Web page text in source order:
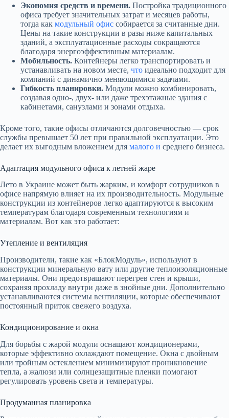
Экономия средств и времени. Постройка традиционного
офиса требует значительных затрат и месяцев работы,
тогда как модульный офис собирается за считанные дни.
Цены на такие конструкции в разы ниже капитальных
зданий, а эксплуатационные расходы сокращаются
благодаря энергоэффективным материалам.
Мобильность. Контейнеры легко транспортировать и
устанавливать на новом месте, что идеально подходит для
компаний с динамично меняющимися задачами.
Гибкость планировки. Модули можно комбинировать,
создавая одно-, двух- или даже трехэтажные здания с
кабинетами, санузлами и зонами отдыха.
Кроме того, такие офисы отличаются долговечностью — срок
службы превышает 50 лет при правильной эксплуатации. Это
делает их выгодным вложением для малого и среднего бизнеса.
Адаптация модульного офиса к летней жаре
Лето в Украине может быть жарким, и комфорт сотрудников в
офисе напрямую влияет на их производительность. Модульные
конструкции из контейнеров легко адаптируются к высоким
температурам благодаря современным технологиям и
материалам. Вот как это работает:
Утепление и вентиляция
Производители, такие как «БлокМодуль», используют в
конструкции минеральную вату или другие теплоизоляционные
материалы. Они предотвращают перегрев стен и крыши,
сохраняя прохладу внутри даже в знойные дни. Дополнительно
устанавливаются системы вентиляции, которые обеспечивают
постоянный приток свежего воздуха.
Кондиционирование и окна
Для борьбы с жарой модули оснащают кондиционерами,
которые эффективно охлаждают помещение. Окна с двойным
или тройным остеклением минимизируют проникновение
тепла, а жалюзи или солнцезащитные пленки помогают
регулировать уровень света и температуры.
Продуманная планировка